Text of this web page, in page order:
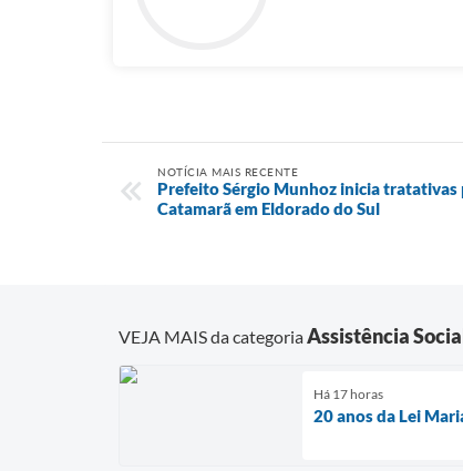
NOTÍCIA MAIS RECENTE
Prefeito Sérgio Munhoz inicia
Catamarã em Eldorado do Sul
VEJA MAIS da categoriaAssistência
Há 17 horas
20 anos da Lei